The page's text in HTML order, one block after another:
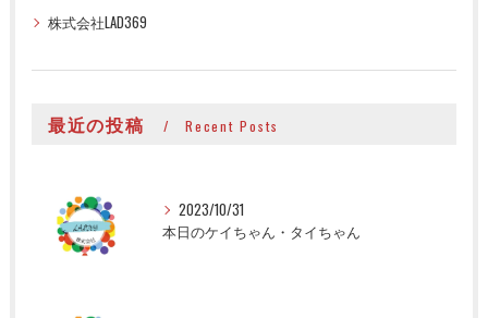
株式会社LAD369
最近の投稿 Recent Posts
2023/10/31
本日のケイちゃん・タイちゃん